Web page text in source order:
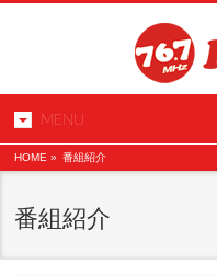
MENU
HOME » 番組紹介
番組紹介